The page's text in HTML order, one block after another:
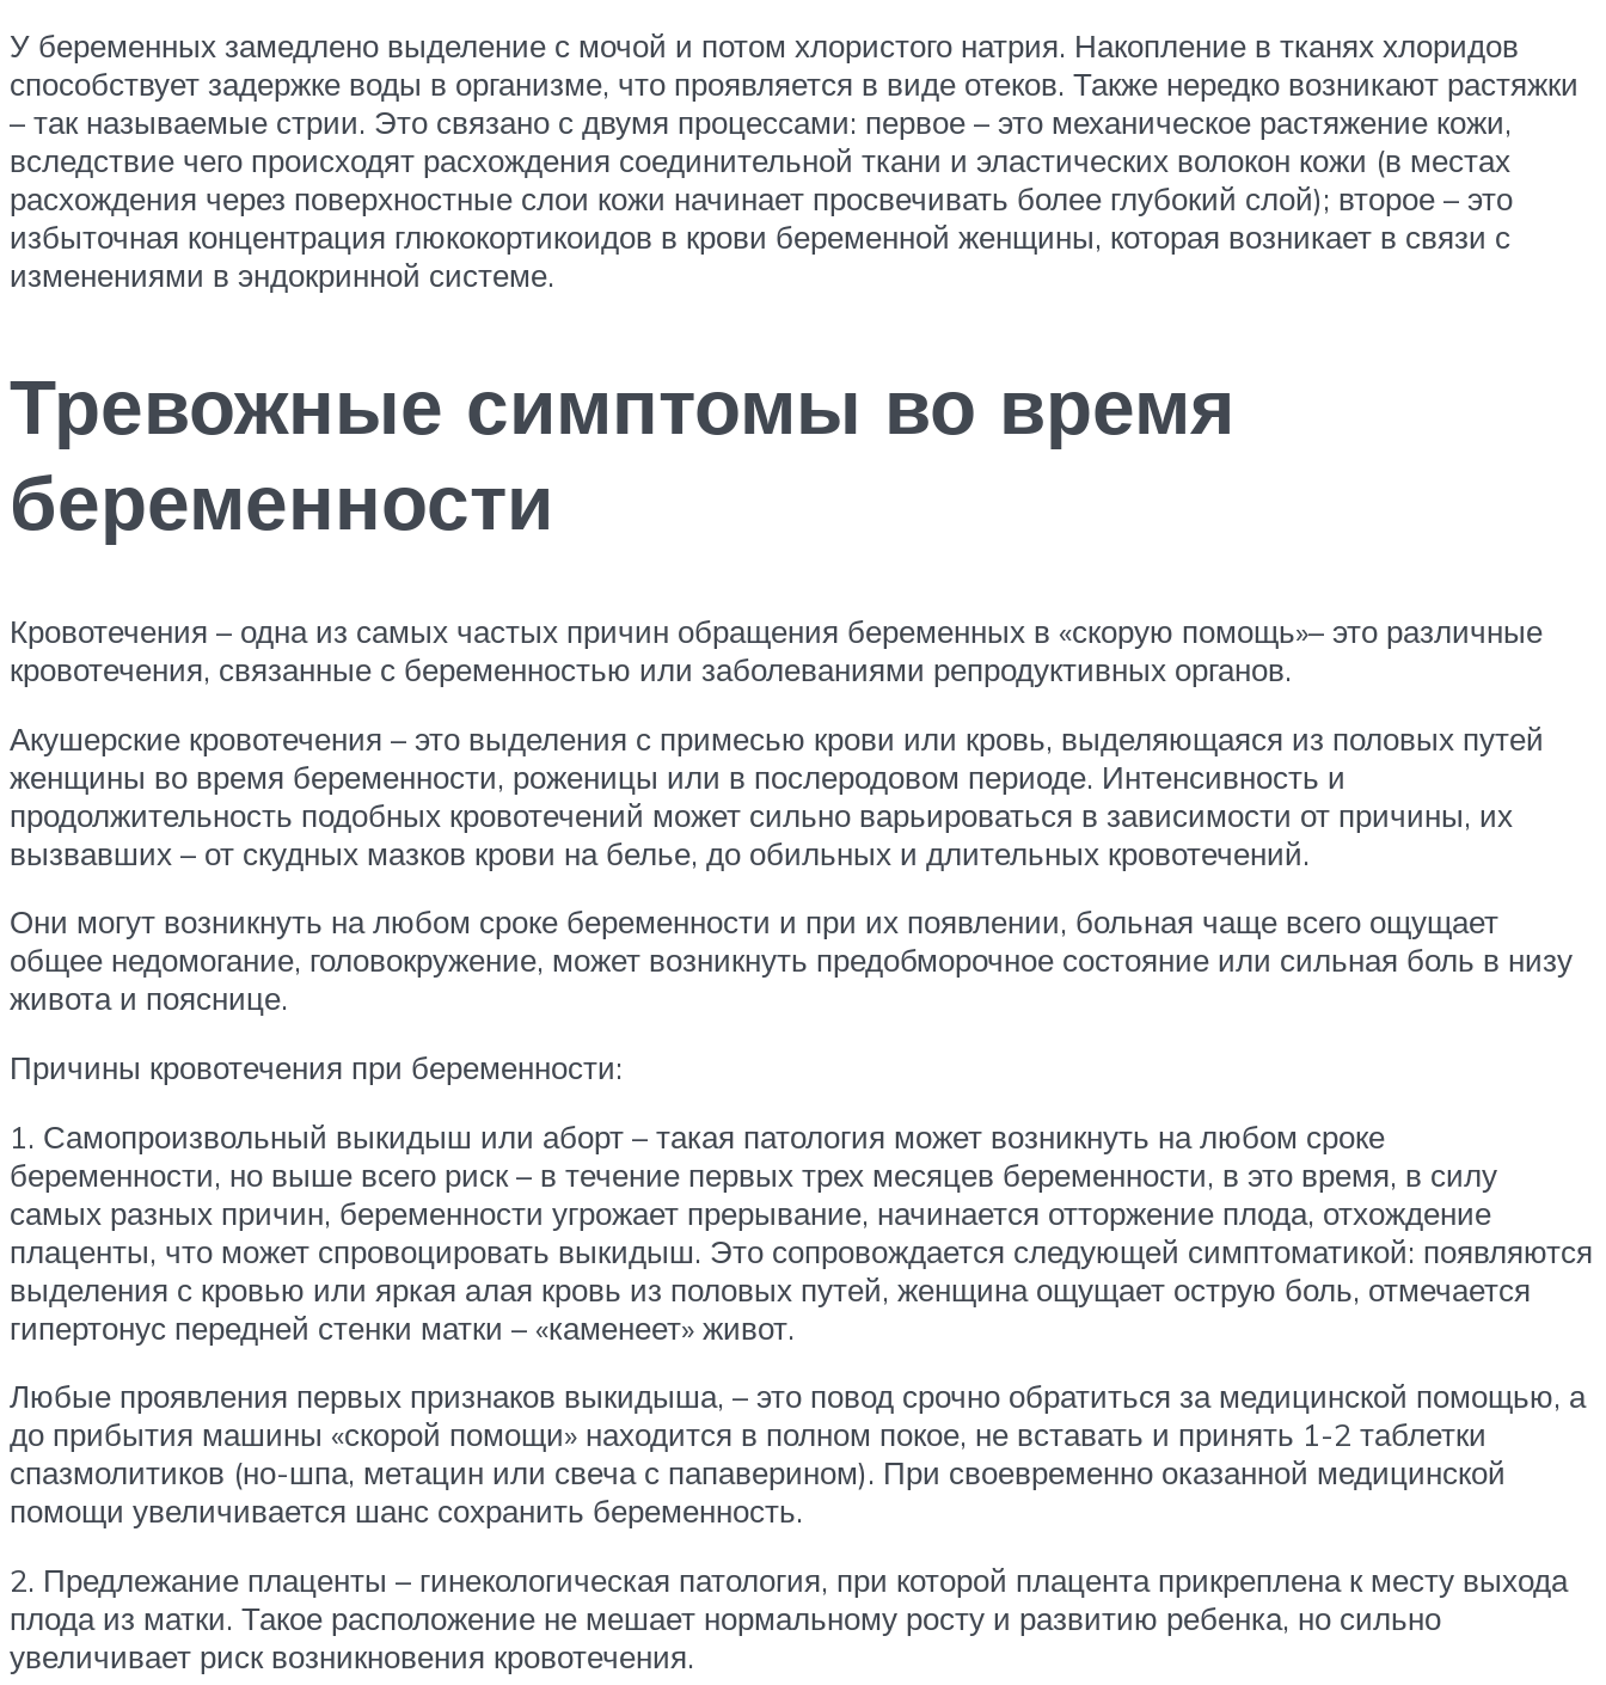
У беременных замедлено выделение с мочой и потом хлористого натрия. Накопление в тканях хлоридов
способствует задержке воды в организме, что проявляется в виде отеков. Также нередко возникают растяжки
– так называемые стрии. Это связано с двумя процессами: первое – это механическое растяжение кожи,
вследствие чего происходят расхождения соединительной ткани и эластических волокон кожи (в местах
расхождения через поверхностные слои кожи начинает просвечивать более глубокий слой); второе – это
избыточная концентрация глюкокортикоидов в крови беременной женщины, которая возникает в связи с
изменениями в эндокринной системе.
Тревожные симптомы во время
беременности
Кровотечения – одна из самых частых причин обращения беременных в «скорую помощь»– это различные
кровотечения, связанные с беременностью или заболеваниями репродуктивных органов.
Акушерские кровотечения – это выделения с примесью крови или кровь, выделяющаяся из половых путей
женщины во время беременности, роженицы или в послеродовом периоде. Интенсивность и
продолжительность подобных кровотечений может сильно варьироваться в зависимости от причины, их
вызвавших – от скудных мазков крови на белье, до обильных и длительных кровотечений.
Они могут возникнуть на любом сроке беременности и при их появлении, больная чаще всего ощущает
общее недомогание, головокружение, может возникнуть предобморочное состояние или сильная боль в низу
живота и пояснице.
Причины кровотечения при беременности:
1. Самопроизвольный выкидыш или аборт – такая патология может возникнуть на любом сроке
беременности, но выше всего риск – в течение первых трех месяцев беременности, в это время, в силу
самых разных причин, беременности угрожает прерывание, начинается отторжение плода, отхождение
плаценты, что может спровоцировать выкидыш. Это сопровождается следующей симптоматикой: появляются
выделения с кровью или яркая алая кровь из половых путей, женщина ощущает острую боль, отмечается
гипертонус передней стенки матки – «каменеет» живот.
Любые проявления первых признаков выкидыша, – это повод срочно обратиться за медицинской помощью, а
до прибытия машины «скорой помощи» находится в полном покое, не вставать и принять 1-2 таблетки
спазмолитиков (но-шпа, метацин или свеча с папаверином). При своевременно оказанной медицинской
помощи увеличивается шанс сохранить беременность.
2. Предлежание плаценты – гинекологическая патология, при которой плацента прикреплена к месту выхода
плода из матки. Такое расположение не мешает нормальному росту и развитию ребенка, но сильно
увеличивает риск возникновения кровотечения.